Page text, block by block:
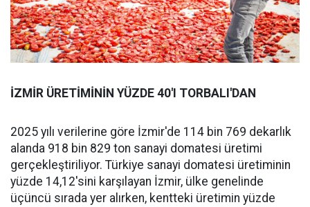
İZMİR ÜRETİMİNİN YÜZDE 40'I TORBALI'DAN
2025 yılı verilerine göre İzmir'de 114 bin 769 dekarlık
alanda 918 bin 829 ton sanayi domatesi üretimi
gerçekleştiriliyor. Türkiye sanayi domatesi üretiminin
yüzde 14,12'sini karşılayan İzmir, ülke genelinde
üçüncü sırada yer alırken, kentteki üretimin yüzde